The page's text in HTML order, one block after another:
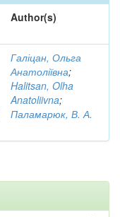
Author(s)
Галіцан, Ольга
Анатоліївна;
Halitsan, Olha
Anatoliivna;
Паламарюк, В. А.